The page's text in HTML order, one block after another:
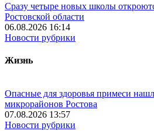
Сразу четыре новых школы
Ростовской области
06.08.2026 16:14
Новости рубрики
Жизнь
Опасные для здоровья примеси
микрорайонов Ростова
07.08.2026 13:57
Новости рубрики